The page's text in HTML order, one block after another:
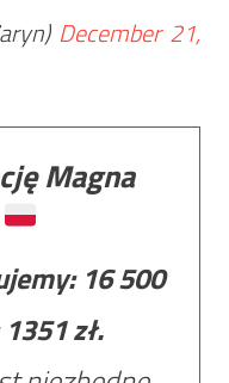
December 21,
Magna
16 500
1351zł.